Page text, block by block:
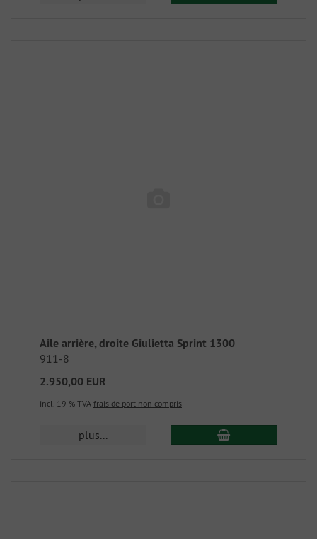
Aile arrière, droite Giulietta Sprint 1300
911-8
2.950,00 EUR
incl. 19 % TVA frais de port non compris
plus...